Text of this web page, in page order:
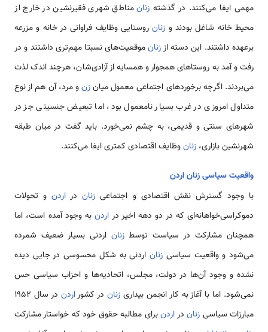
مهمی‌ ایفا می‌کنند. در گذشته زنانمناطق شهری فقیرنشین در خارج از
محیط خانه شاغل بودند و زنانروستایی وظایف فراوانی در خانه و مزرعه
برعهده داشتند. این دسته اززنانموقعیت‌های نسبتا مهم‌تری داشتند و در
رفت و آمد به روستاهای همجوار و همسایه از آزادی‌شان، هرچند اندک لذت
می‌بردند. اگرچه برخوردهای اجتماعی معمول میانزنو مرد، آن هم از نوع
متداول امروزی در غرب بسیار نامعمول بود، اما تبعیض جنسیتی جز در
شهرهای سنتی و قدیمی،‌ به چشم نمی‌خورد. باید گفت در میان طبقه
شهرنشین بازاری، زنانوظایف اقتصادی کمتری ایفا می‌کنند.
واقعیت سیاسی زنان اردن
با وجود گسترش نقش اقتصادی و اجتماعی زناندر اردنو تحولات
دموکراسی‌خواهانه‌ای که در دو دهه اخیر در اردنبه وجود آمده است، اما
همچنان مشارکت در سیاست توسطزنان اردنی بسیار ضعیف شمرده
می‌شود و واقعیت سیاسی زناناردنی به شکل محسوسی در جایی دیده‌
نشده و وجود آن‌ها در دولت، مجلس، اتحادیه‌ها و احزاب سیاسی حس
نمی‌شود. اما با آغاز به کار انجمن بیداری زناندر کشوراردن
در سال 1952
مبارزات سیاسی زناندراردنبرای مطالبه حقوق خود که خواستار مشارکت